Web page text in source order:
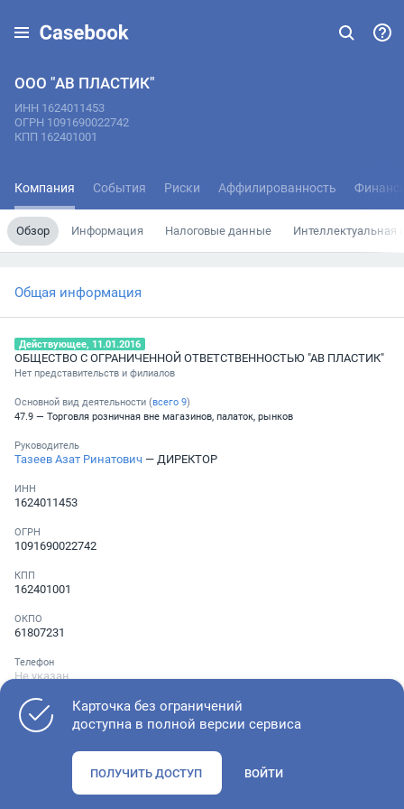
ООО "АВ ПЛАСТИК"
ИНН 1624011453
ОГРН 1091690022742
КПП 162401001
Компания События Риски Аффилированность
Обзор Информация Налоговые данные Интеллектуальная
Общая информация
Действующее, 11.01.2016
ОБЩЕСТВО С ОГРАНИЧЕННОЙ ОТВЕТСТВЕННОСТЬЮ "АВ ПЛАСТИК"
Нет представительств и филиалов
Основной вид деятельности (всего 9)
47.9 — Торговля розничная вне магазинов, палаток, рынков
Руководитель
Тазеев Азат Ринатович — ДИРЕКТОР
ИНН
1624011453
ОГРН
1091690022742
КПП
162401001
ОКПО
61807231
Телефон
Не указан
Проверьте учредительные документы, адрес регистрации и
Карточка без ограничений
доступна в полной версии сервиса
ПОЛУЧИТЬ ДОСТУП ВОЙТИ